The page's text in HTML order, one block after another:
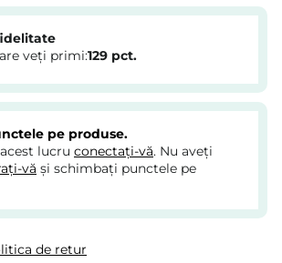
veți primi:129 pct.
pe produse.
lucru conectați-vă. Nu aveți
vă și schimbați punctele pe
de retur